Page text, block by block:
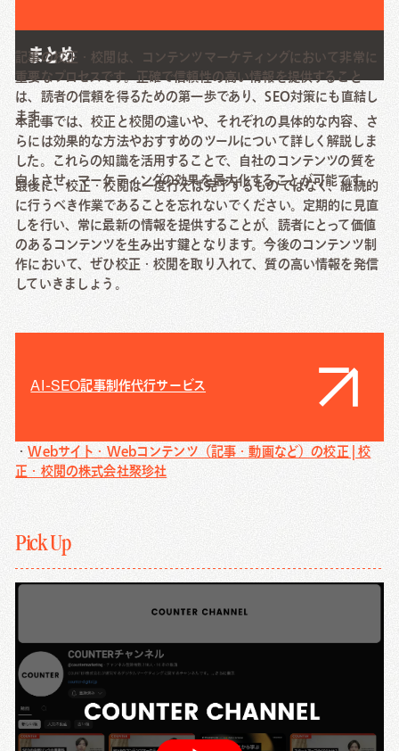
Pick Up
まとめ
記事の校正・校閲は、コンテンツマーケティングにおいて非常に
重要なプロセスです。正確で信頼性の高い情報を提供すること
は、読者の信頼を得るための第一歩であり、SEO対策にも直結し
ます。
本記事では、校正と校閲の違いや、それぞれの具体的な内容、さ
らには効果的な方法やおすすめのツールについて詳しく解説しま
した。これらの知識を活用することで、自社のコンテンツの質を
向上させ、マーケティングの効果を最大化することが可能です。
最後に、校正・校閲は一度行えば完了するものではなく、継続的
に行うべき作業であることを忘れないでください。定期的に見直
しを行い、常に最新の情報を提供することが、読者にとって価値
のあるコンテンツを生み出す鍵となります。今後のコンテンツ制
作において、ぜひ校正・校閲を取り入れて、質の高い情報を発信
していきましょう。
AI-SEO記事制作代行サービス
・Webサイト・Webコンテンツ（記事・動画など）の校正 | 校
正・校閲の株式会社聚珍社